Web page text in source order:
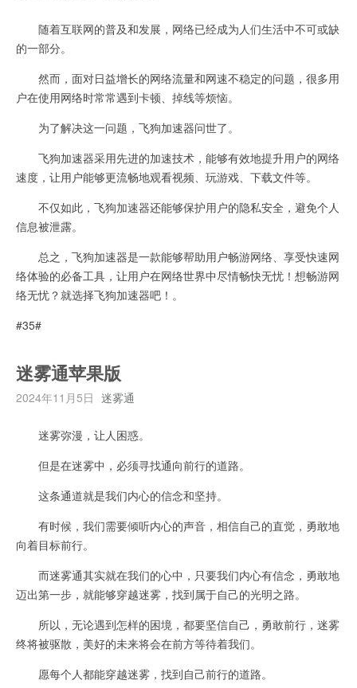
随着互联网的普及和发展，网络已经成为人们生活中不可或缺
的一部分。
然而，面对日益增长的网络流量和网速不稳定的问题，很多用
户在使用网络时常常遇到卡顿、掉线等烦恼。
为了解决这一问题，飞狗加速器问世了。
飞狗加速器采用先进的加速技术，能够有效地提升用户的网络
速度，让用户能够更流畅地观看视频、玩游戏、下载文件等。
不仅如此，飞狗加速器还能够保护用户的隐私安全，避免个人
信息被泄露。
总之，飞狗加速器是一款能够帮助用户畅游网络、享受快速网
络体验的必备工具，让用户在网络世界中尽情畅快无忧！想畅游网
络无忧？就选择飞狗加速器吧！。
#35#
迷雾通苹果版
2024年11月5日 迷雾通
迷雾弥漫，让人困惑。
但是在迷雾中，必须寻找通向前行的道路。
这条通道就是我们内心的信念和坚持。
有时候，我们需要倾听内心的声音，相信自己的直觉，勇敢地
向着目标前行。
而迷雾通其实就在我们的心中，只要我们内心有信念，勇敢地
迈出第一步，就能够穿越迷雾，找到属于自己的光明之路。
所以，无论遇到怎样的困境，都要坚信自己，勇敢前行，迷雾
终将被驱散，美好的未来将会在前方等待着我们。
愿每个人都能穿越迷雾，找到自己前行的道路。